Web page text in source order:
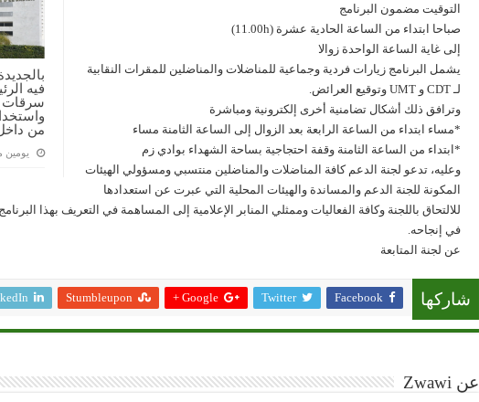
فيه
سرقات
من
التوقيت مضمون البرنامج
صباحا ابتداء من الساعة الحادية عشرة (11.00h)
إلى غاية الساعة الواحدة زوالا
يشمل البرنامج زيارات فردية وجماعية للمناضلات والمناضلين للمقرات النقابية
لـ CDT و UMT وتوقيع العرائض.
وترافق ذلك أشكال تضامنية أخرى إلكترونية ومباشرة
*مساء ابتداء من الساعة الرابعة بعد الزوال إلى الساعة الثامنة مساء
*ابتداء من الساعة الثامنة وقفة احتجاجية بساحة الشهداء بوادي زم
وعليه، تدعو لجنة الدعم كافة المناضلات والمناضلين منتسبي ومسؤولي الهيئات
المكونة للجنة الدعم والمساندة والهيئات المحلية التي عبرت عن استعدادها
للالتحاق باللجنة وكافة الفعاليات وممثلي المنابر الإعلامية إلى المساهمة في التعريف بهذا
في إنجاحه.
عن لجنة المتابعة
شاركها Facebook
Twitter
Google +
Stumbleupon
عن Zwawi